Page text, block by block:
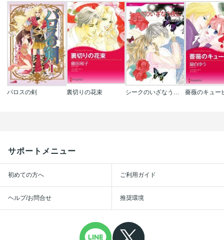
パロスの剣 裏切りの花束 薔薇のキュー
サポートメニュー
初めての方へ ご利用ガイド
ヘルプ/お問合せ 推奨環境